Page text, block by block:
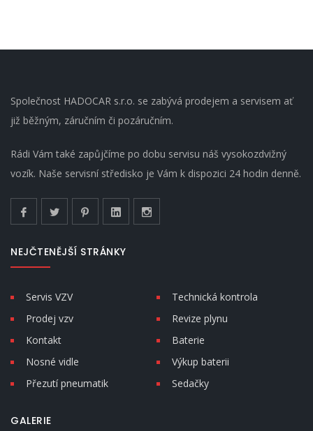
Společnost HADOCAR s.r.o. se zabývá prodejem a servisem ať
již běžným, záručním či pozáručním.
Rádi Vám také zapůjčíme po dobu servisu náš vysokozdvižný
vozík. Naše servisní středisko je Vám k dispozici 24 hodin denně.
NEJČTENĚJŠÍ STRÁNKY
Servis VZV
Technická kontrola
Prodej vzv
Revize plynu
Kontakt
Baterie
Nosné vidle
Výkup baterii
Přezutí pneumatik
Sedačky
GALERIE